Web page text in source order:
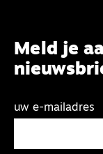
Meld je
uw e-mailadres